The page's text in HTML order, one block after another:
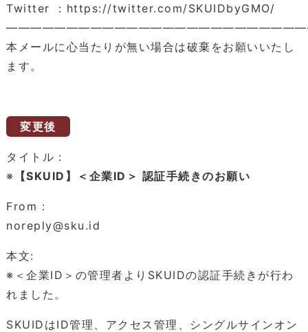
Twitter ：https://twitter.com/SKUIDbyGMO/
本メールに心当たりが無い場合は破棄をお願いいたし
ます。
変更後
タイトル：
※ 【SKUID】＜企業ID＞ 認証手続きのお願い
From :
noreply@sku.id
本文:
※＜企業ID＞の管理者よりSKUIDの認証手続きが行わ
れました。
SKUIDはID管理、アクセス管理、シングルサインオン